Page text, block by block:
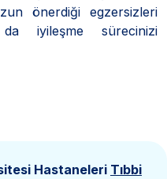
önerdiği egzersizleri
iyileşme sürecinizi
Hastaneleri Tıbbi